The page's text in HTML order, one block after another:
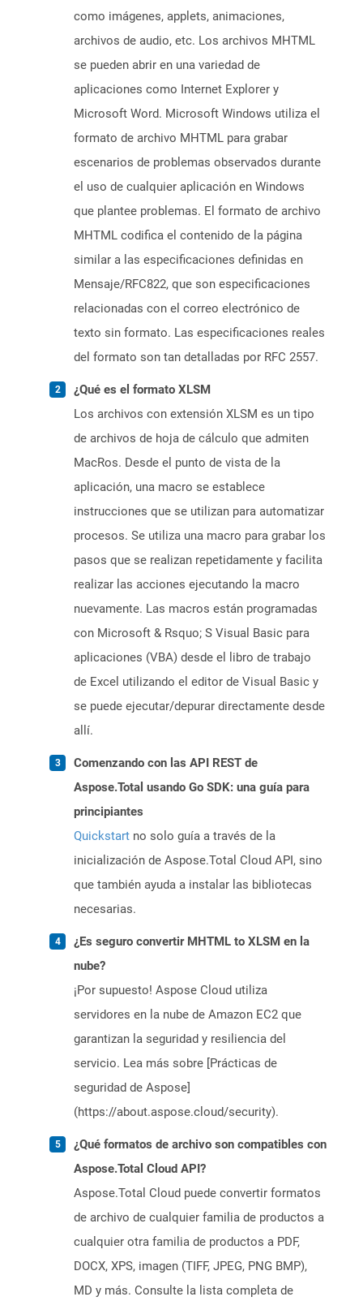
como imágenes, applets, animaciones,
archivos de audio, etc. Los archivos MHTML
se pueden abrir en una variedad de
aplicaciones como Internet Explorer y
Microsoft Word. Microsoft Windows utiliza el
formato de archivo MHTML para grabar
escenarios de problemas observados durante
el uso de cualquier aplicación en Windows
que plantee problemas. El formato de archivo
MHTML codifica el contenido de la página
similar a las especificaciones definidas en
Mensaje/RFC822, que son especificaciones
relacionadas con el correo electrónico de
texto sin formato. Las especificaciones reales
del formato son tan detalladas por RFC 2557.
¿Qué es el formato XLSM
Los archivos con extensión XLSM es un tipo
de archivos de hoja de cálculo que admiten
MacRos. Desde el punto de vista de la
aplicación, una macro se establece
instrucciones que se utilizan para automatizar
procesos. Se utiliza una macro para grabar los
pasos que se realizan repetidamente y facilita
realizar las acciones ejecutando la macro
nuevamente. Las macros están programadas
con Microsoft & Rsquo; S Visual Basic para
aplicaciones (VBA) desde el libro de trabajo
de Excel utilizando el editor de Visual Basic y
se puede ejecutar/depurar directamente desde
allí.
Comenzando con las API REST de
Aspose.Total usando Go SDK: una guía para
principiantes
Quickstart no solo guía a través de la
inicialización de Aspose.Total Cloud API, sino
que también ayuda a instalar las bibliotecas
necesarias.
¿Es seguro convertir MHTML to XLSM en la
nube?
¡Por supuesto! Aspose Cloud utiliza
servidores en la nube de Amazon EC2 que
garantizan la seguridad y resiliencia del
servicio. Lea más sobre [Prácticas de
seguridad de Aspose]
(https://about.aspose.cloud/security).
¿Qué formatos de archivo son compatibles con
Aspose.Total Cloud API?
Aspose.Total Cloud puede convertir formatos
de archivo de cualquier familia de productos a
cualquier otra familia de productos a PDF,
DOCX, XPS, imagen (TIFF, JPEG, PNG BMP),
MD y más. Consulte la lista completa de